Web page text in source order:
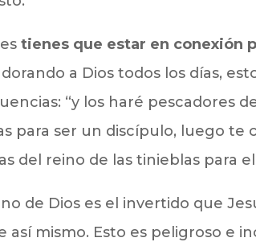
tienes que estar en conexión
a Dios todos los días,
“y los haré pescadores
para ser un discípulo, luego
del reino de las tinieblas para
de Dios es el invertido que
así mismo. Esto es peligroso e